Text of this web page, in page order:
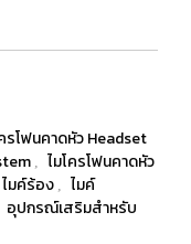
รโฟนคาดหัว Headset
, ไมโครโฟนคาดหัว
ไมค์ร้อง , ไมค์
อุปกรณ์เสริมสำหรับ